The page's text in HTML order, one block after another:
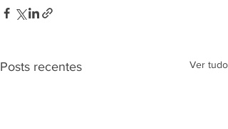
Posts recentes Ver tudo